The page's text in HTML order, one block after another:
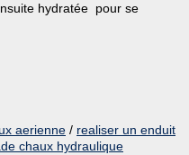
hydratée pour se
aerienne / realiser un enduit
chaux hydraulique